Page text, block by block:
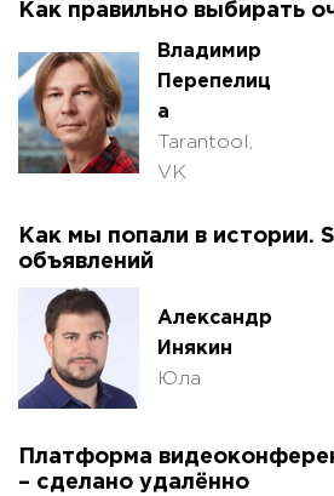
Как правильно выбирать
Владимир
Перепелиц
а
Tarantool,
VK
Как мы попали в истории.
объявлений
Александр
Инякин
Юла
Платформа
– сделано удалённо